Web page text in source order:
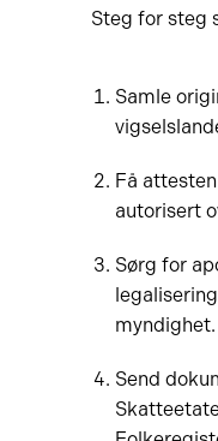
Steg for steg
Samle
Få
autorisert
Sørg for
myndighet.
Send